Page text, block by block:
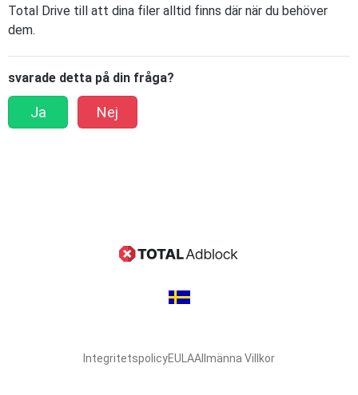
Total Drive till att dina filer alltid finns där när du behöver
dem.
svarade detta på din fråga?
Ja Nej
IntegritetspolicyEULAAllmänna Villkor